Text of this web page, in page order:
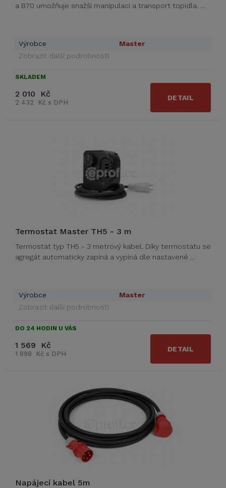
a B70 umožňuje snažší manipulaci a transport topidla. …
Výrobce
Master
Zobrazit další podrobnosti
SKLADEM
2 010 Kč
2 432 Kč s DPH
DETAIL
Termostat Master TH5 - 3 m
Termostat typ TH5 - 3 metrový kabel. Díky termostatu se
agregát automaticky zapíná a vypíná dle nastavené …
Výrobce
Master
Zobrazit další podrobnosti
DO 24 HODIN U VÁS
1 569 Kč
1 898 Kč s DPH
DETAIL
Napájecí kabel 5m